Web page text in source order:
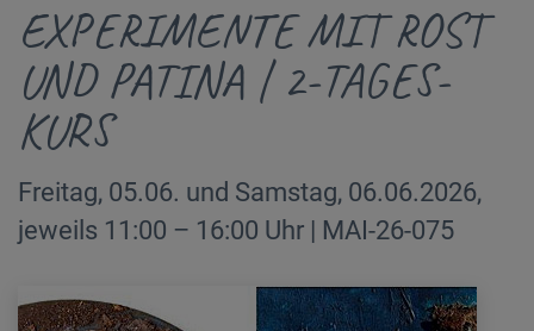
EXPERIMENTE MIT ROST
UND PATINA | 2-TAGES-
KURS
Freitag, 05.06. und Samstag, 06.06.2026,
jeweils 11:00 – 16:00 Uhr | MAI-26-075